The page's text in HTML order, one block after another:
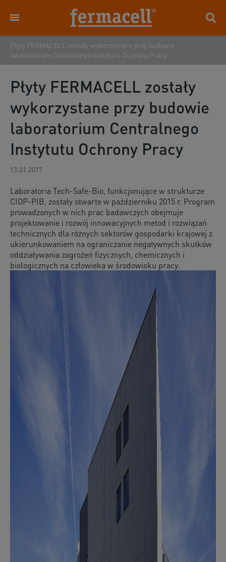
Płyty FERMACELL zostały wykorzystane przy budowie
laboratorium Centralnego Instytutu Ochrony Pracy
Płyty FERMACELL zostały
wykorzystane przy budowie
laboratorium Centralnego
Instytutu Ochrony Pracy
13.01.2017
Laboratoria Tech-Safe-Bio, funkcjonujące w strukturze
CIOP-PIB, zostały otwarte w październiku 2015 r. Program
prowadzonych w nich prac badawczych obejmuje
projektowanie i rozwój innowacyjnych metod i rozwiązań
technicznych dla różnych sektorów gospodarki krajowej z
ukierunkowaniem na ograniczanie negatywnych skutków
oddziaływania zagrożeń fizycznych, chemicznych i
biologicznych na człowieka w środowisku pracy.